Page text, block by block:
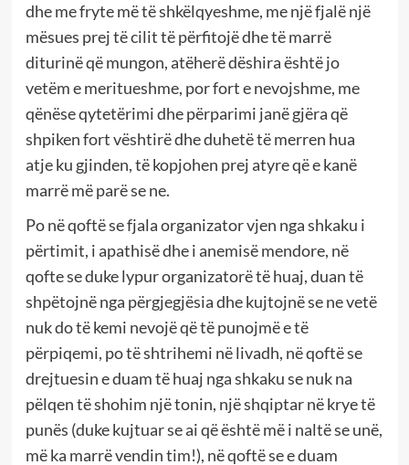
dhe me fryte më të shkëlqyeshme, me një fjalë një
mësues prej të cilit të përfitojë dhe të marrë
diturinë që mungon, atëherë dëshira është jo
vetëm e meritueshme, por fort e nevojshme, me
qënëse qytetërimi dhe përparimi janë gjëra që
shpiken fort vështirë dhe duhetë të merren hua
atje ku gjinden, të kopjohen prej atyre që e kanë
marrë më parë se ne.
Po në qoftë se fjala organizator vjen nga shkaku i
përtimit, i apathisë dhe i anemisë mendore, në
qofte se duke lypur organizatorë të huaj, duan të
shpëtojnë nga përgjegjësia dhe kujtojnë se ne vetë
nuk do të kemi nevojë që të punojmë e të
përpiqemi, po të shtrihemi në livadh, në qoftë se
drejtuesin e duam të huaj nga shkaku se nuk na
pëlqen të shohim një tonin, një shqiptar në krye të
punës (duke kujtuar se ai që është më i naltë se unë,
më ka marrë vendin tim!), në qoftë se e duam